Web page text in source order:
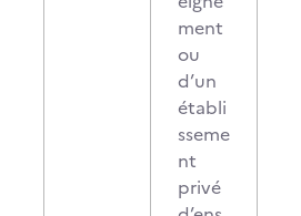
ment
ou
d’un
établi
sseme
nt
privé